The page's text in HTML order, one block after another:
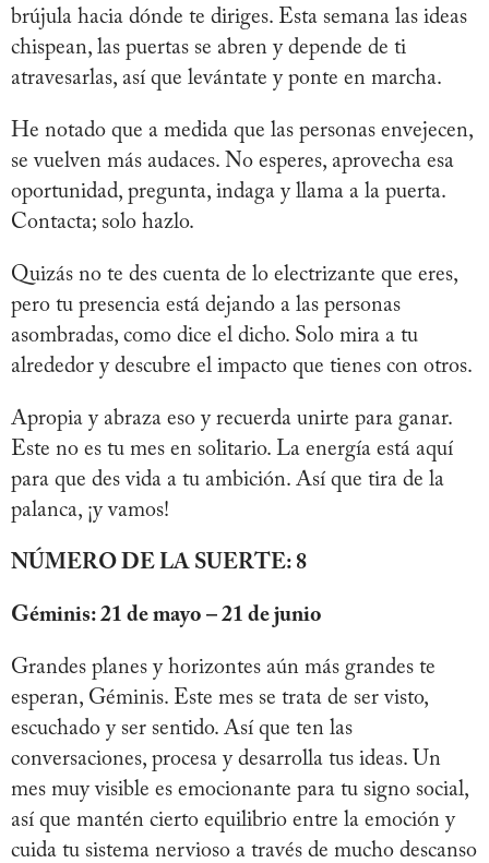
brújula hacia dónde te diriges. Esta semana las ideas
chispean, las puertas se abren y depende de ti
atravesarlas, así que levántate y ponte en marcha.
He notado que a medida que las personas envejecen,
se vuelven más audaces. No esperes, aprovecha esa
oportunidad, pregunta, indaga y llama a la puerta.
Contacta; solo hazlo.
Quizás no te des cuenta de lo electrizante que eres,
pero tu presencia está dejando a las personas
asombradas, como dice el dicho. Solo mira a tu
alrededor y descubre el impacto que tienes con otros.
Apropia y abraza eso y recuerda unirte para ganar.
Este no es tu mes en solitario. La energía está aquí
para que des vida a tu ambición. Así que tira de la
palanca, ¡y vamos!
NÚMERO DE LA SUERTE: 8
Géminis: 21 de mayo – 21 de junio
Grandes planes y horizontes aún más grandes te
esperan, Géminis. Este mes se trata de ser visto,
escuchado y ser sentido. Así que ten las
conversaciones, procesa y desarrolla tus ideas. Un
mes muy visible es emocionante para tu signo social,
así que mantén cierto equilibrio entre la emoción y
cuida tu sistema nervioso a través de mucho descanso